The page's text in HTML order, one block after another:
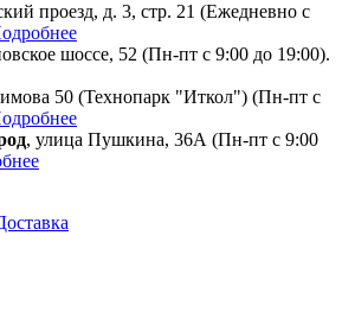
проезд, д. 3, стр. 21 (Ежедневно с
шоссе, 52 (Пн-пт с 9:00 до 19:00).
50 (​Технопарк "Иткол") (Пн-пт с
, улица Пушкина, 36А (Пн-пт с 9:00